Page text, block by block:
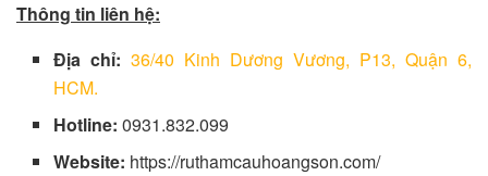
Thông tin liên hệ:
Địa chỉ: 36/40 Kinh Dương Vương, P13, Quận 6,
HCM.
Hotline: 0931.832.099
Website: https://ruthamcauhoangson.com/